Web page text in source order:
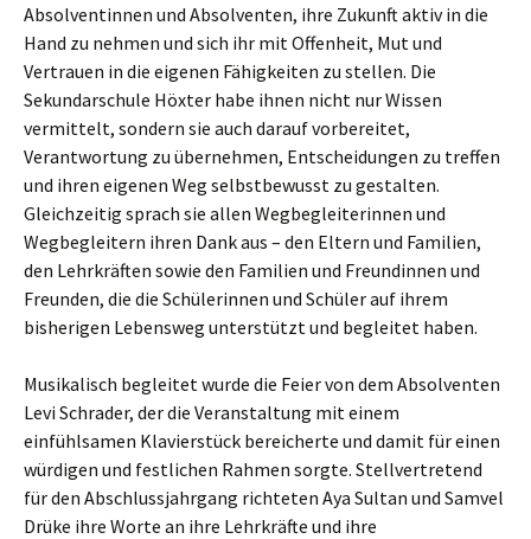
Absolventinnen und Absolventen, ihre Zukunft aktiv in die
Hand zu nehmen und sich ihr mit Offenheit, Mut und
Vertrauen in die eigenen Fähigkeiten zu stellen. Die
Sekundarschule Höxter habe ihnen nicht nur Wissen
vermittelt, sondern sie auch darauf vorbereitet,
Verantwortung zu übernehmen, Entscheidungen zu treffen
und ihren eigenen Weg selbstbewusst zu gestalten.
Gleichzeitig sprach sie allen Wegbegleiterinnen und
Wegbegleitern ihren Dank aus – den Eltern und Familien,
den Lehrkräften sowie den Familien und Freundinnen und
Freunden, die die Schülerinnen und Schüler auf ihrem
bisherigen Lebensweg unterstützt und begleitet haben.
Musikalisch begleitet wurde die Feier von dem Absolventen
Levi Schrader, der die Veranstaltung mit einem
einfühlsamen Klavierstück bereicherte und damit für einen
würdigen und festlichen Rahmen sorgte. Stellvertretend
für den Abschlussjahrgang richteten Aya Sultan und Samvel
Drüke ihre Worte an ihre Lehrkräfte und ihre